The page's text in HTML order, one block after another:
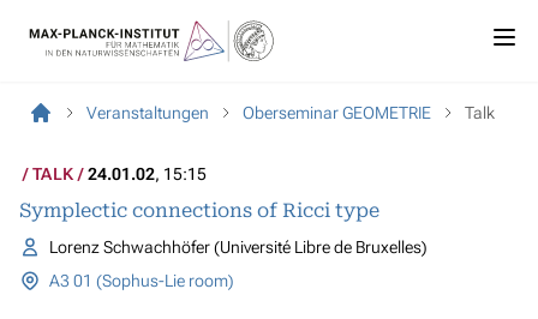
Veranstaltungen Oberseminar GEOMETRIE Talk
TALK 24.01.02, 15:15
Symplectic connections of Ricci type
Lorenz Schwachhöfer (Université Libre de Bruxelles)
A3 01 (Sophus-Lie room)